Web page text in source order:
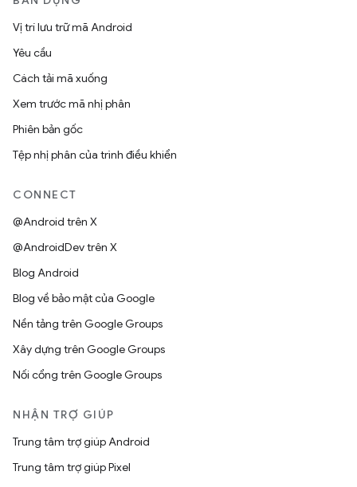
Vị trí lưu trữ mã Android
Yêu cầu
Cách tải mã xuống
Xem trước mã nhị phân
Phiên bản gốc
Tệp nhị phân của trình điều khiển
CONNECT
@Android trên X
@AndroidDev trên X
Blog Android
Blog về bảo mật của Google
Nền tảng trên Google Groups
Xây dựng trên Google Groups
Nối cổng trên Google Groups
NHẬN TRỢ GIÚP
Trung tâm trợ giúp Android
Trung tâm trợ giúp Pixel